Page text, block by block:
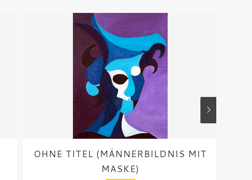
OHNE TITEL (MÄNNERBILDNIS MIT
MASKE)